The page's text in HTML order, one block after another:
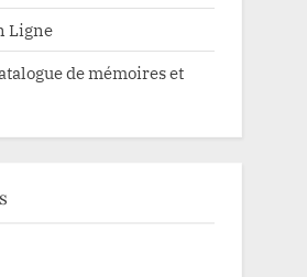
Ligne
de mémoires et